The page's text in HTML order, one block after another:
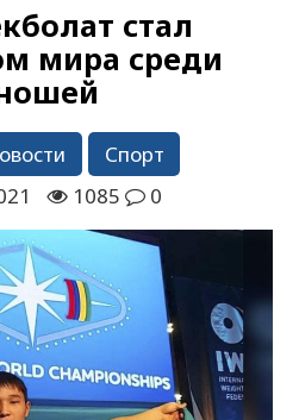
стал
мира среди
Спорт
1085 0